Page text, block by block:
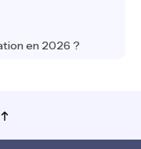
en 2026 ?